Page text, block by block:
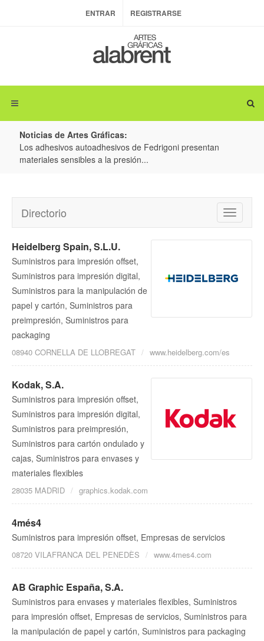
ENTRAR REGISTRARSE
Noticias de Artes Gráficas:
Los adhesivos autoadhesivos de Fedrigoni presentan
materiales sensibles a la presión...
Toggle
Directorio
Heidelberg Spain, S.L.U.
Suministros para impresión offset,
Suministros para impresión digital,
Suministros para la manipulación de
papel y cartón, Suministros para
preimpresión, Suministros para
packaging
08940 CORNELLA DE LLOBREGAT www.heidelberg.com/es
Kodak, S.A.
Suministros para impresión offset,
Suministros para impresión digital,
Suministros para preimpresión,
Suministros para cartón ondulado y
cajas, Suministros para envases y
materiales flexibles
28035 MADRID graphics.kodak.com
4més4
Suministros para impresión offset, Empresas de servicios
08720 VILAFRANCA DEL PENEDÈS www.4mes4.com
AB Graphic España, S.A.
Suministros para envases y materiales flexibles, Suministros
para impresión offset, Empresas de servicios, Suministros para
la manipulación de papel y cartón, Suministros para packaging